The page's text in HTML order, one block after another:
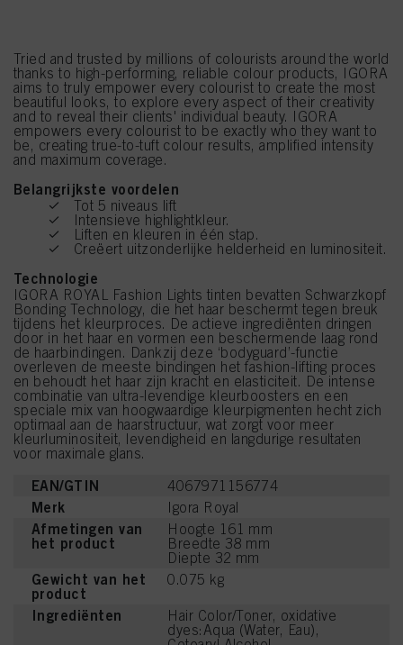
Tried and trusted by millions of colourists around the world
thanks to high-performing, reliable colour products, IGORA
aims to truly empower every colourist to create the most
beautiful looks, to explore every aspect of their creativity
and to reveal their clients' individual beauty. IGORA
empowers every colourist to be exactly who they want to
be, creating true-to-tuft colour results, amplified intensity
and maximum coverage.
Belangrijkste voordelen
Tot 5 niveaus lift
Intensieve highlightkleur.
Liften en kleuren in één stap.
Creëert uitzonderlijke helderheid en luminositeit.
Technologie
IGORA ROYAL Fashion Lights tinten bevatten Schwarzkopf
Bonding Technology, die het haar beschermt tegen breuk
tijdens het kleurproces. De actieve ingrediënten dringen
door in het haar en vormen een beschermende laag rond
de haarbindingen. Dankzij deze ‘bodyguard’-functie
overleven de meeste bindingen het fashion-lifting proces
en behoudt het haar zijn kracht en elasticiteit. De intense
combinatie van ultra-levendige kleurboosters en een
speciale mix van hoogwaardige kleurpigmenten hecht zich
optimaal aan de haarstructuur, wat zorgt voor meer
kleurluminositeit, levendigheid en langdurige resultaten
voor maximale glans.
EAN/GTIN 4067971156774
Merk Igora Royal
Afmetingen van
het product
Hoogte 161 mm
Breedte 38 mm
Diepte 32 mm
Gewicht van het
product
0.075 kg
Ingrediënten
Hair Color/Toner, oxidative
dyes:Aqua (Water, Eau),